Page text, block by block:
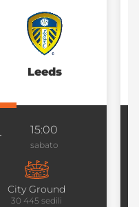
Leeds
15:00
sabato
City Ground
30 445 sedili